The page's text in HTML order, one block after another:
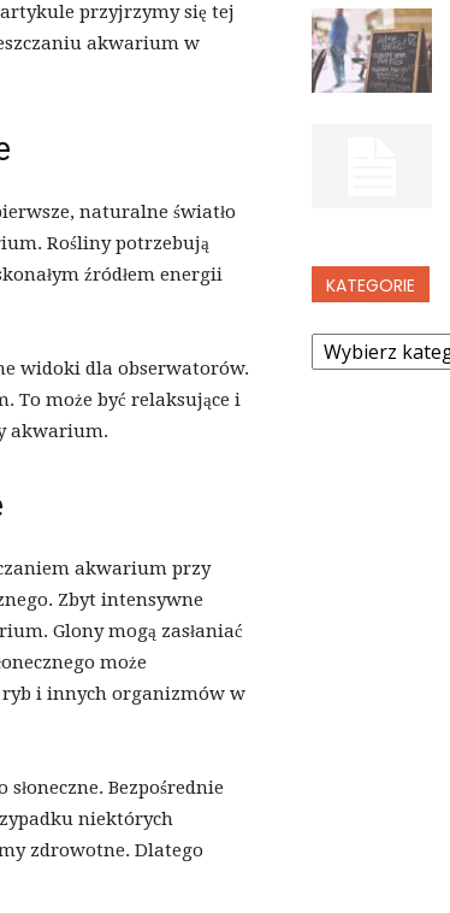
przyjrzymy się tej
akwarium w
naturalne światło
Rośliny potrzebują
źródłem energii
widoki dla obserwatorów.
To może być relaksujące i
akwarium.
akwarium przy
Zbyt intensywne
Glony mogą zasłaniać
może
ryb i innych organizmów w
Bezpośrednie
niektórych
zdrowotne. Dlatego
KATEGORIE
Kategorie